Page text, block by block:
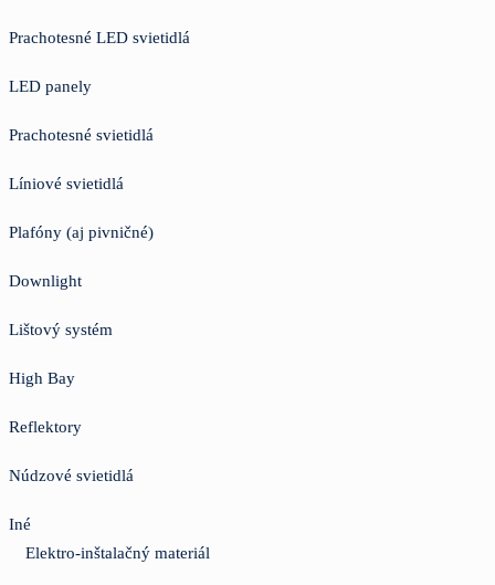
Prachotesné LED svietidlá
LED panely
Prachotesné svietidlá
Líniové svietidlá
Plafóny (aj pivničné)
Downlight
Lištový systém
High Bay
Reflektory
Núdzové svietidlá
Iné
Elektro-inštalačný materiál